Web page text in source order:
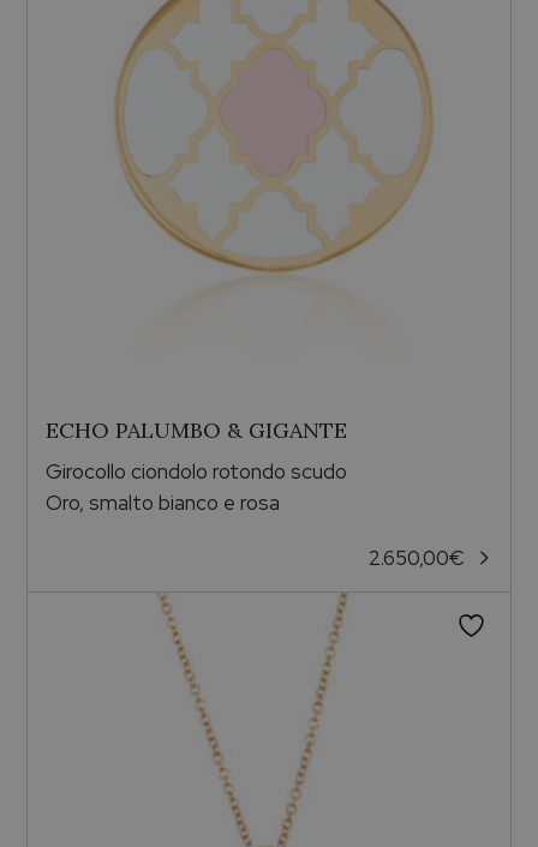
ECHO PALUMBO & GIGANTE
Girocollo ciondolo rotondo scudo
Oro, smalto bianco e rosa
2.650,00€